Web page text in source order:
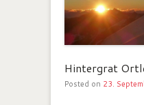
Hintergrat
Posted on 23.